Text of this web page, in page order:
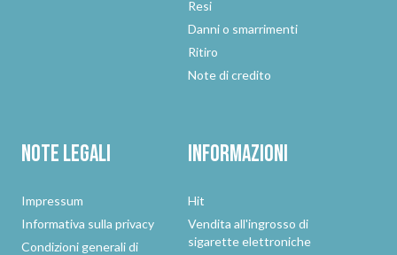
Resi
Danni o smarrimenti
Ritiro
Note di credito
Note legali
Impressum
Informativa sulla privacy
Condizioni generali di
Informazioni
Hit
Vendita all'ingrosso di
sigarette elettroniche